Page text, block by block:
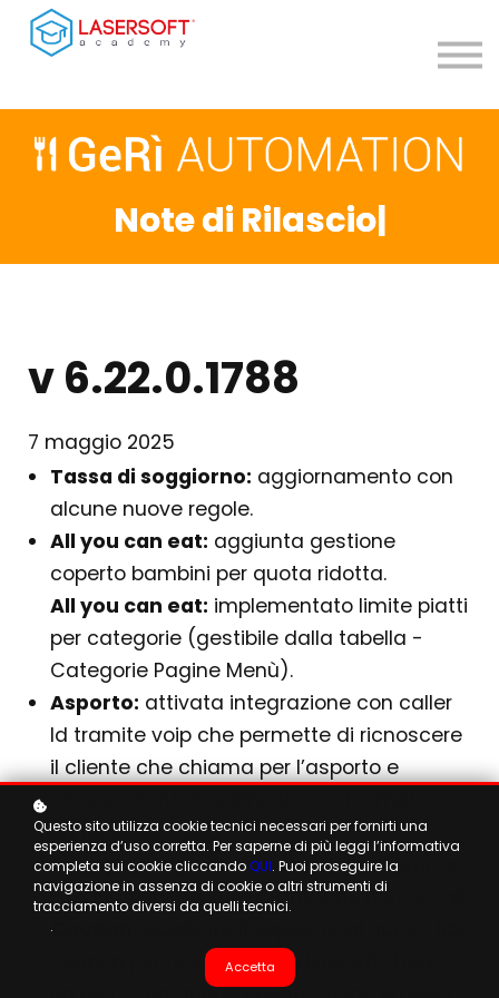
Teleassistenza
Accedi
Registrati
Note di Rilascio|
v 6.22.0.1788
7 maggio 2025
Tassa di soggiorno: aggiornamento con
alcune nuove regole.
All you can eat: aggiunta gestione
coperto bambini per quota ridotta.
All you can eat: implementato limite piatti
per categorie (gestibile dalla tabella -
Categorie Pagine Menù).
Asporto: attivata integrazione con caller
Id tramite voip che permette di ricnoscere
il cliente che chiama per l’asporto e
un terminale voip.
Stampa coupon:ora è possibile stampare
i coupon anche sulle stampanti non fiscali.
Coupon:
coupon per resi. Quando viene effettuato
Questo sito utilizza cookie tecnici necessari per fornirti una
esperienza d’uso corretta. Per saperne di più leggi l’informativa
completa sui cookie cliccandoQUI. Puoi proseguire la
navigazione in assenza di cookie o altri strumenti di
tracciamento diversi da quelli tecnici.
.
Accetta